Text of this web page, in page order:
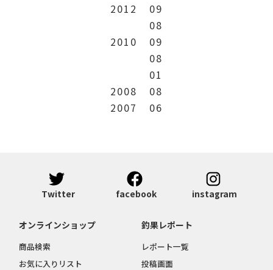
2012
09
08
2010
09
08
01
2008
08
2007
06
Twitter facebook instagram
オンラインショップ
商品検索
お気に入りリスト
釣果レポート
レポート一覧
投稿画面